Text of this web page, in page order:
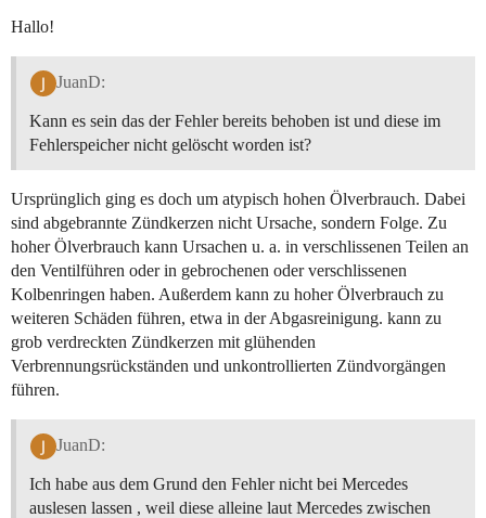
Hallo!
JuanD:
Kann es sein das der Fehler bereits behoben ist und diese im
Fehlerspeicher nicht gelöscht worden ist?
Ursprünglich ging es doch um atypisch hohen Ölverbrauch. Dabei
sind abgebrannte Zündkerzen nicht Ursache, sondern Folge. Zu
hoher Ölverbrauch kann Ursachen u. a. in verschlissenen Teilen an
den Ventilführen oder in gebrochenen oder verschlissenen
Kolbenringen haben. Außerdem kann zu hoher Ölverbrauch zu
weiteren Schäden führen, etwa in der Abgasreinigung. kann zu
grob verdreckten Zündkerzen mit glühenden
Verbrennungsrückständen und unkontrollierten Zündvorgängen
führen.
JuanD:
Ich habe aus dem Grund den Fehler nicht bei Mercedes
auslesen lassen , weil diese alleine laut Mercedes zwischen